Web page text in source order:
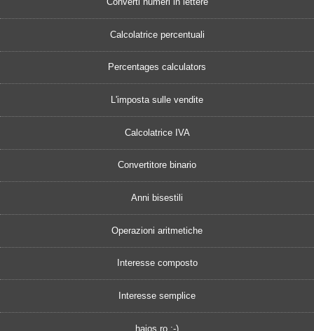
Calcolatrice percentuali
Percentages calculators
L'imposta sulle vendite
Calcolatrice IVA
Convertitore binario
Anni bisestili
Operazioni aritmetiche
Interesse composto
Interesse semplice
haios.ro :-)